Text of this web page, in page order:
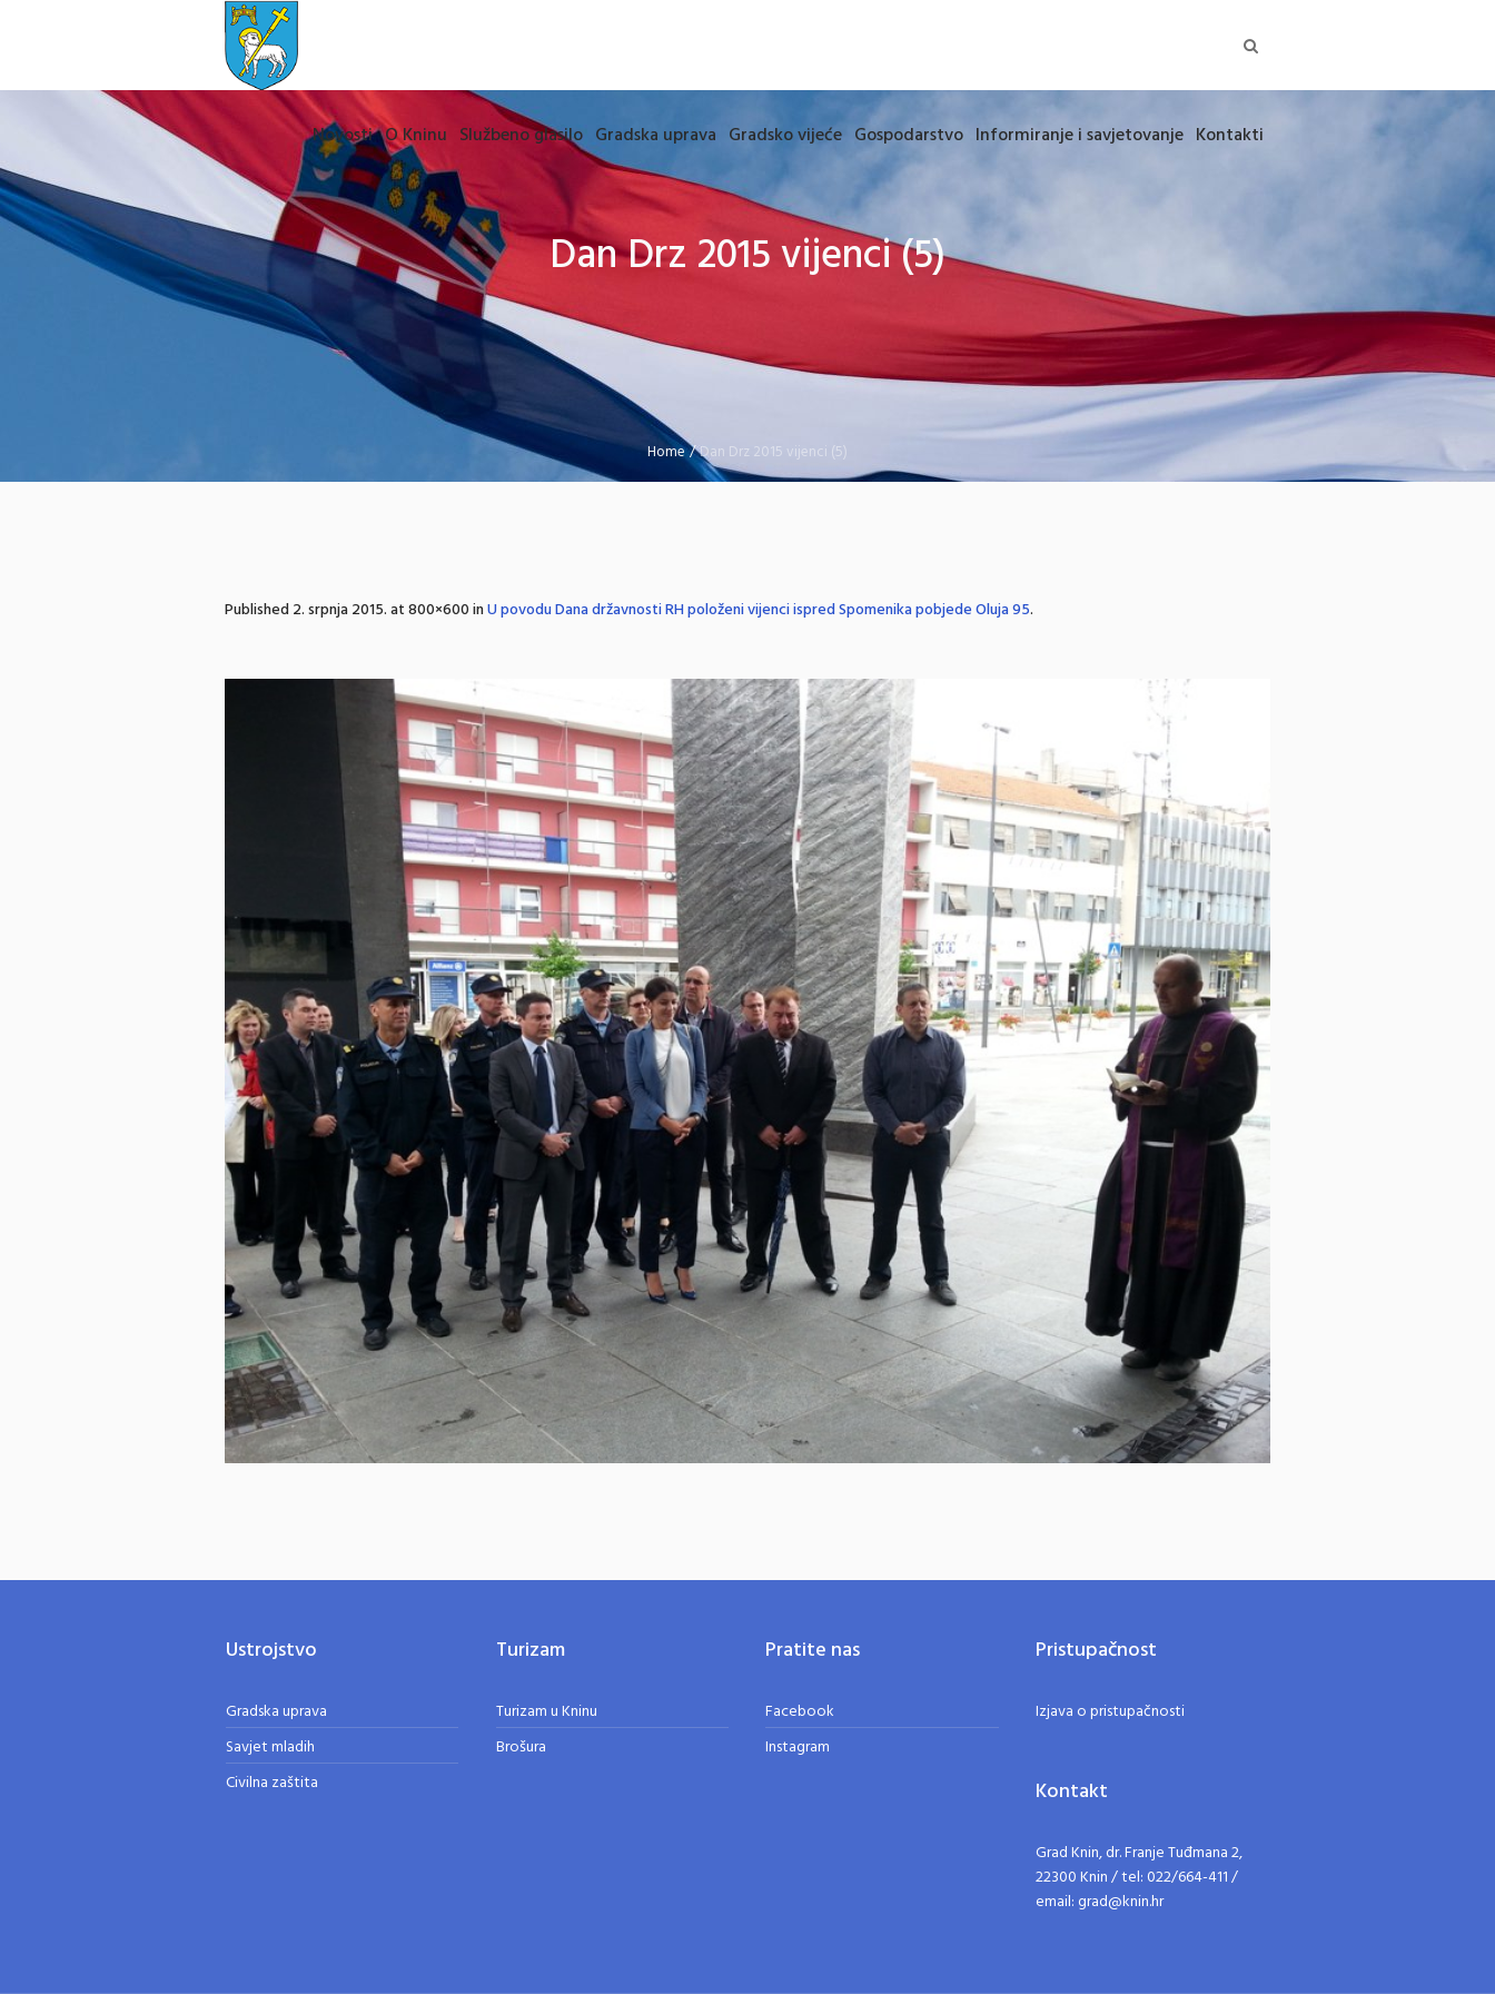
Novosti O Kninu Službeno glasilo Gradska uprava Gradsko vijeće Gospodarstvo Informiranje i savjetovanje Kontakti
Dan Drz 2015 vijenci (5)
Home/Dan Drz 2015 vijenci (5)
Published2. srpnja 2015.at 800×600 inU povodu Dana državnosti RH položeni vijenci ispred Spomenika pobjede Oluja 95.
Ustrojstvo
Gradska uprava
Savjet mladih
Civilna zaštita
Turizam
Turizam u Kninu
Brošura
Pratite nas
Facebook
Instagram
Pristupačnost
Izjava o pristupačnosti
Kontakt
Grad Knin, dr. Franje Tuđmana 2,
22300 Knin / tel: 022/664-411 /
email: grad@knin.hr